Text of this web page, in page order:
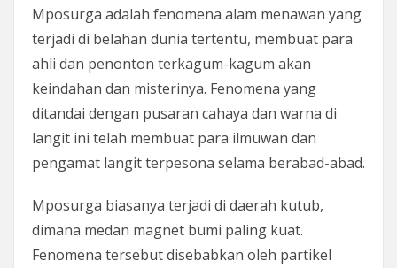
Mposurga adalah fenomena alam menawan yang
terjadi di belahan dunia tertentu, membuat para
ahli dan penonton terkagum-kagum akan
keindahan dan misterinya. Fenomena yang
ditandai dengan pusaran cahaya dan warna di
langit ini telah membuat para ilmuwan dan
pengamat langit terpesona selama berabad-abad.
Mposurga biasanya terjadi di daerah kutub,
dimana medan magnet bumi paling kuat.
Fenomena tersebut disebabkan oleh partikel